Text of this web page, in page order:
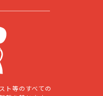
ト等のすべての